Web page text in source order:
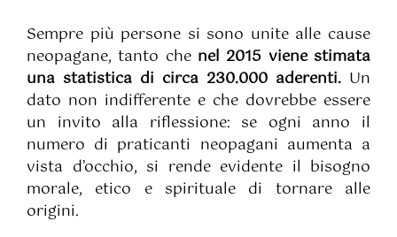
Sempre più persone si sono unite alle cause
neopagane, tanto che nel 2015 viene stimata
una statistica di circa 230.000 aderenti. Un
dato non indifferente e che dovrebbe essere
un invito alla riflessione: se ogni anno il
numero di praticanti neopagani aumenta a
vista d’occhio, si rende evidente il bisogno
morale, etico e spirituale di tornare alle
origini.